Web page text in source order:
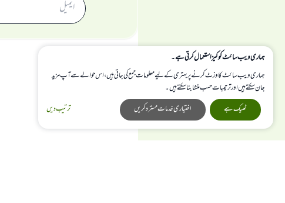
ہماری ویب سائٹ کوکیز استعمال کرتی ہے۔
ہماری ویب سائٹ کا وزٹ کرنے پر بہتری کے لیے معلومات جمع کی جاتی ہیں، اس حوالے سے آپ مزید
جان سکتے ہیں اور ترتیبات حسب منشا بنا سکتے ہیں۔
ترتیب دیں
اختیاری خدمات مسترد کریں ٹھیک ہے